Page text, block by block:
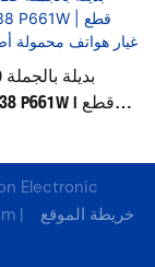
|
خريطة الموقع